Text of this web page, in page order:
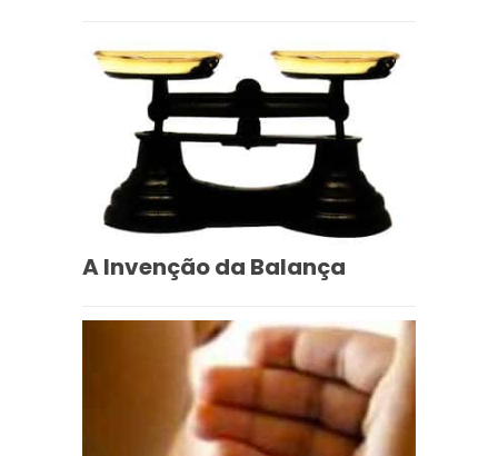
A Invenção da Balança